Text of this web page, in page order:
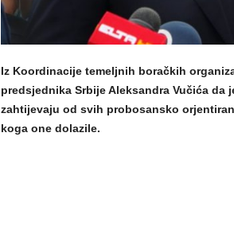
Iz Koordinacije temeljnih boračkih
predsjednika Srbije Aleksandra Vučića da
zahtijevaju od svih probosansko
koga one dolazile.